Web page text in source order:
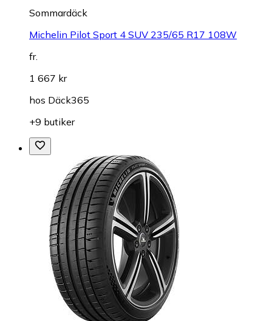
Sommardäck
Michelin Pilot Sport 4 SUV 235/65 R17 108W
fr.
1 667 kr
hos Däck365
+9 butiker